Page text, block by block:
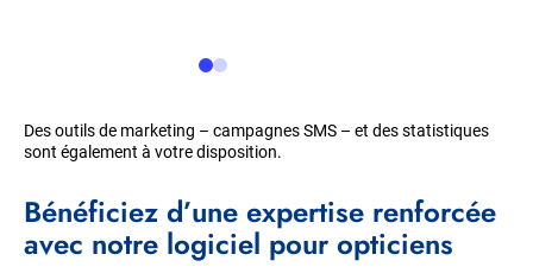
Des outils de marketing – campagnes SMS – et des statistiques
sont également à votre disposition.
Bénéficiez d’une expertise renforcée
avec notre logiciel pour opticiens